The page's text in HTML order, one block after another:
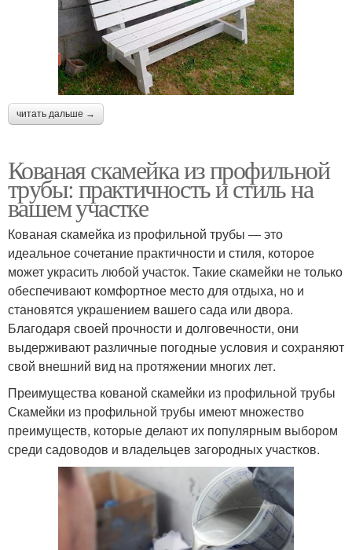
читать дальше →
Кованая скамейка из профильной
трубы: практичность и стиль на
вашем участке
Кованая скамейка из профильной трубы — это
идеальное сочетание практичности и стиля, которое
может украсить любой участок. Такие скамейки не только
обеспечивают комфортное место для отдыха, но и
становятся украшением вашего сада или двора.
Благодаря своей прочности и долговечности, они
выдерживают различные погодные условия и сохраняют
свой внешний вид на протяжении многих лет.
Преимущества кованой скамейки из профильной трубы
Скамейки из профильной трубы имеют множество
преимуществ, которые делают их популярным выбором
среди садоводов и владельцев загородных участков.